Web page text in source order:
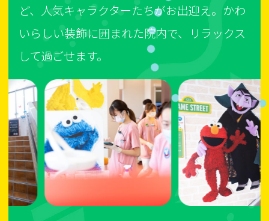
ど、人気キャラクターたちがお出迎え。かわ
いらしい装飾に囲まれた院内で、リラックス
して過ごせます。